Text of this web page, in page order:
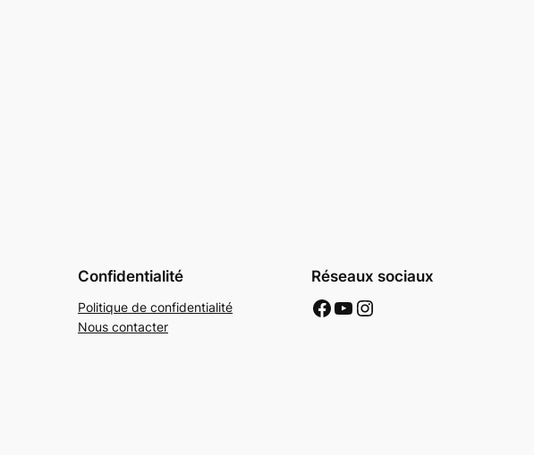
Confidentialité
Politique de confidentialité
Nous contacter
Réseaux sociaux
AFFC Facebook AFFC Youtube AFFC Instagram